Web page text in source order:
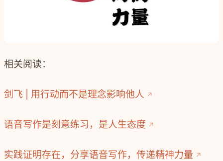
相关阅读：
剑飞 | 用行动而不是理念影响他人
语音写作是刻意练习，是人生态度
实践证明存在，分享语音写作，传递精神力量